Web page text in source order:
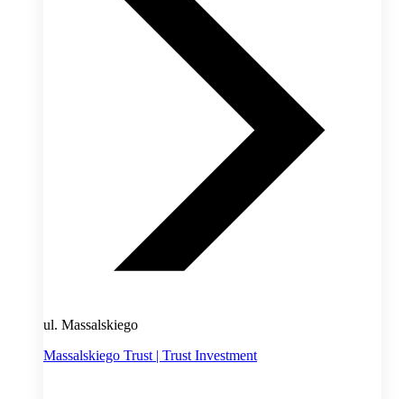
ul. Massalskiego
Massalskiego Trust | Trust Investment